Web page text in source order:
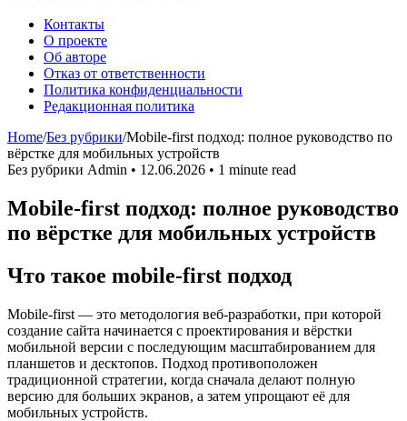
Контакты
О проекте
Об авторе
Отказ от ответственности
Политика конфиденциальности
Редакционная политика
Home/Без рубрики/Mobile-first подход: полное руководство по
вёрстке для мобильных устройств
Без рубрики Admin • 12.06.2026 • 1 minute read
Mobile-first подход: полное руководство
по вёрстке для мобильных устройств
Что такое mobile-first подход
Mobile-first — это методология веб-разработки, при которой
создание сайта начинается с проектирования и вёрстки
мобильной версии с последующим масштабированием для
планшетов и десктопов. Подход противоположен
традиционной стратегии, когда сначала делают полную
версию для больших экранов, а затем упрощают её для
мобильных устройств.